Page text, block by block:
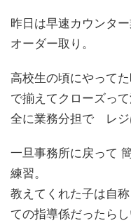
昨日は早速カウンター
オーダー取り。
高校生の頃にやって
で揃えてクローズっ
全に業務分担で レジ
一旦事務所に戻って
練習。
教えてくれた子は自
ての指導係だったらし